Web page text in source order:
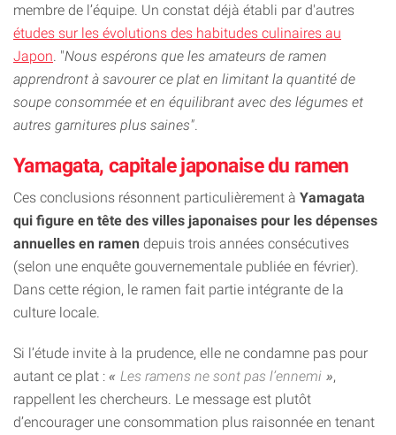
membre de l’équipe. Un constat déjà établi par d'autres
études sur les évolutions des habitudes culinaires au
Japon . "Nous espérons que les amateurs de ramen
apprendront à savourer ce plat en limitant la quantité de
soupe consommée et en équilibrant avec des légumes et
autres garnitures plus saines"
Yamagata, capitale japonaise du ramen
Ces conclusions résonnent particulièrement à Yamagata
qui figure en tête des villes japonaises pour les dépenses
annuelles en ramen depuis trois années consécutives
(selon une enquête gouvernementale publiée en février).
Dans cette région, le ramen fait partie intégrante de la
culture locale.
Si l’étude invite à la prudence, elle ne condamne pas pour
autant ce plat :
Les ramens ne sont pas l’ennemi
,
rappellent les chercheurs. Le message est plutôt
d’encourager une consommation plus raisonnée en tenant